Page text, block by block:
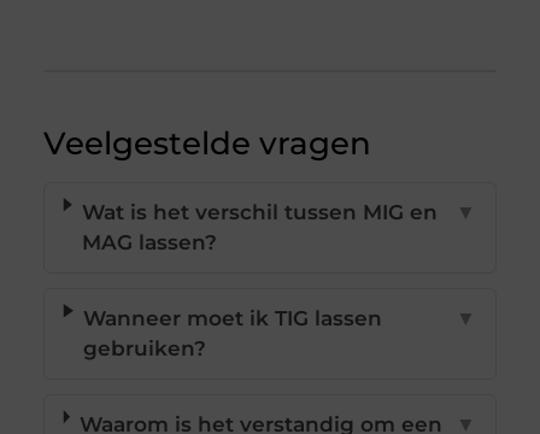
Veelgestelde vragen
Wat is het verschil tussen MIG en
MAG lassen?
▼
Wanneer moet ik TIG lassen
gebruiken?
▼
Waarom is het verstandig om een ▼